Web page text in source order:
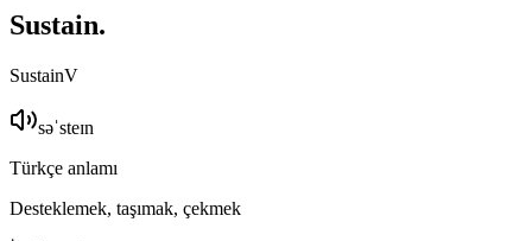
Sustain.
SustainV
səˈsteɪn
Türkçe anlamı
Desteklemek, taşımak, çekmek